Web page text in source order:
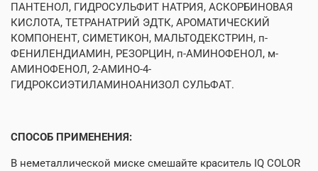
ПАНТЕНОЛ, ГИДРОСУЛЬФИТ НАТРИЯ, АСКОРБИНОВАЯ
КИСЛОТА, ТЕТРАНАТРИЙ ЭДТК, АРОМАТИЧЕСКИЙ
КОМПОНЕНТ, СИМЕТИКОН, МАЛЬТОДЕКСТРИН, п-
ФЕНИЛЕНДИАМИН, РЕЗОРЦИН, п-АМИНОФЕНОЛ, м-
АМИНОФЕНОЛ, 2-АМИНО-4-
ГИДРОКСИЭТИЛАМИНОАНИЗОЛ СУЛЬФАТ.
СПОСОБ ПРИМЕНЕНИЯ:
В неметаллической миске смешайте краситель IQ COLOR